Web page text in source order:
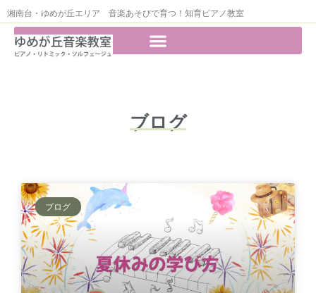
湘南台・ゆめが丘エリア 音楽あそびで育つ！知育ピアノ教室
ブログ
ブログ